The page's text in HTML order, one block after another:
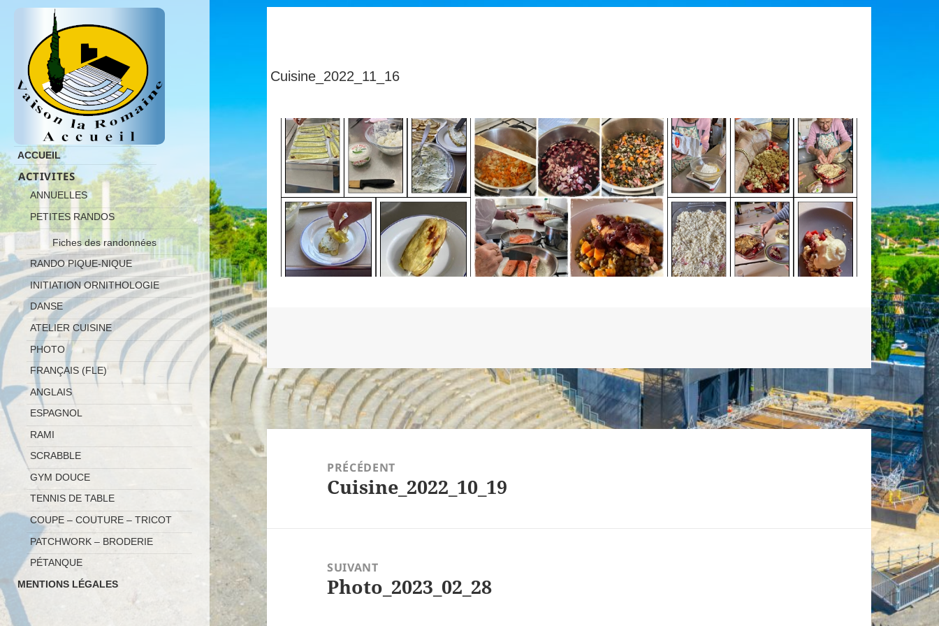
ACCUEIL
ACTIVITES
ANNUELLES
PETITES RANDOS
Fiches des randonnées
RANDO PIQUE-NIQUE
INITIATION ORNITHOLOGIE
DANSE
ATELIER CUISINE
PHOTO
FRANÇAIS (FLE)
ANGLAIS
ESPAGNOL
RAMI
SCRABBLE
GYM DOUCE
TENNIS DE TABLE
COUPE – COUTURE – TRICOT
PATCHWORK – BRODERIE
PÉTANQUE
MENTIONS LÉGALES
Cuisine_2022_11_16
de
PRÉCÉDENT
Article
Cuisine_2022_10_19
SUIVANT
Article
Photo_2023_02_28